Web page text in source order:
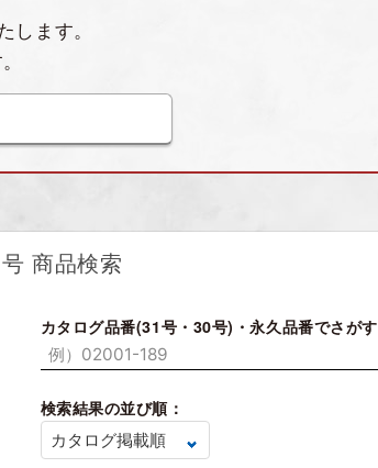
します。
商品検索
カタログ品番(31号・30号)・永久品番でさがす
検索結果の並び順：